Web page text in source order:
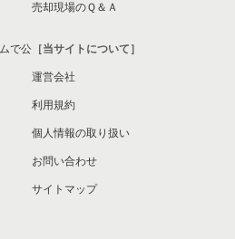
で公
売却現場のＱ＆Ａ
［当サイトについて］
運営会社
利用規約
個人情報の取り扱い
お問い合わせ
サイトマップ